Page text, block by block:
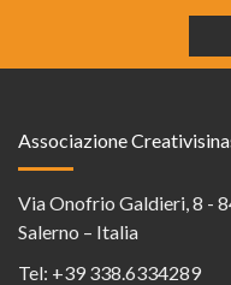
Associazione
Via Onofrio Galdieri, 8 -
Salerno – Italia
Tel: +39 338.6334289